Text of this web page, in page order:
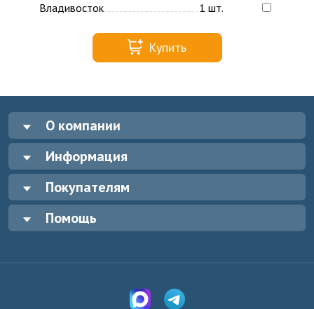
Владивосток
1 шт.
Купить
О компании
Информация
Покупателям
Помощь